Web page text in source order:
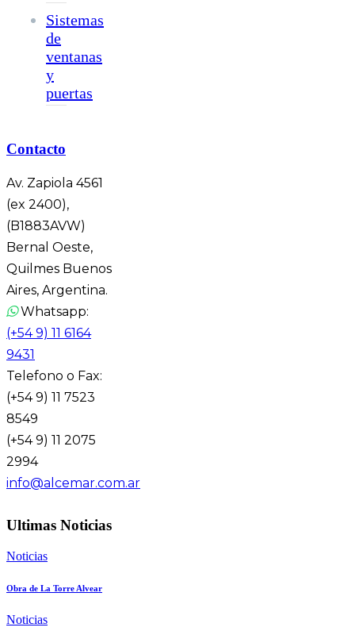
Sistemas
de
ventanas
y
puertas
Contacto
Av. Zapiola 4561
(ex 2400),
(B1883AVW)
Bernal Oeste,
Quilmes Buenos
Aires, Argentina.
Whatsapp:
(+54 9) 11 6164
9431
Telefono o Fax:
(+54 9) 11 7523
8549
(+54 9) 11 2075
2994
info@alcemar.com.ar
Ultimas Noticias
Noticias
Obra de La Torre Alvear
Noticias